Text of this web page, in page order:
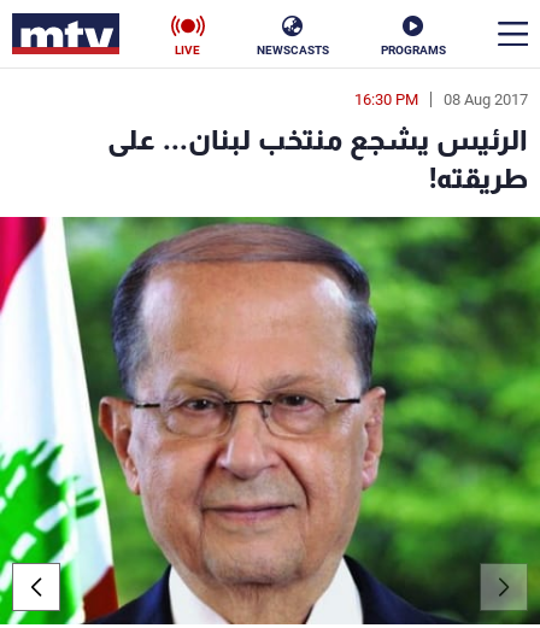
PROGRAMS
NEWSCASTS
LIVE
08 Aug 2017
16:30 PM
الرئيس يشجع منتخب لبنان... على
طريقته!
en
الأخبار
سياسة ناس
إقتصاد فن
منوعات
كأس العالم
البرامج
جدول البرامج
شاهد البرامج
الترددات